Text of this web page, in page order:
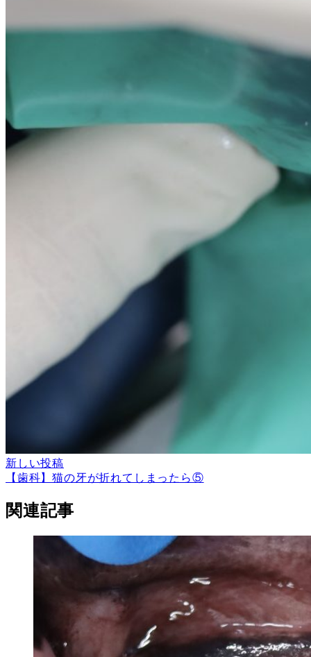
新しい投稿
【歯科】猫の牙が折れてしまったら⑤
関連記事